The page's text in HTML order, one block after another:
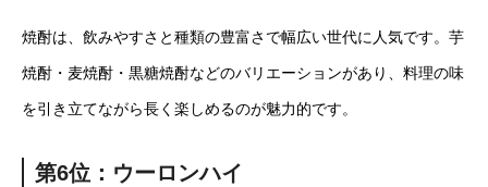
焼酎は、飲みやすさと種類の豊富さで幅広い世代に人気です。芋
焼酎・麦焼酎・黒糖焼酎などのバリエーションがあり、料理の味
を引き立てながら長く楽しめるのが魅力的です。
第6位：ウーロンハイ